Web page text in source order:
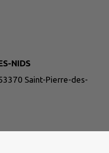
NIDS
Saint-Pierre-des-